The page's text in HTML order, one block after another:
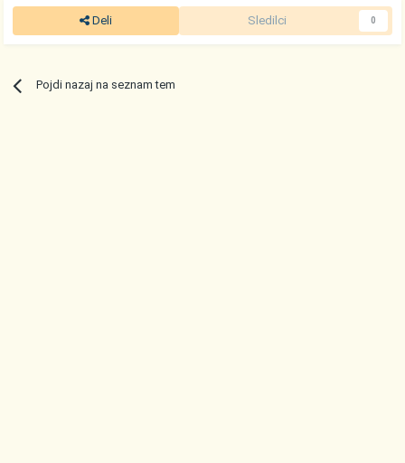
Deli Sledilci 0
Pojdi nazaj na seznam tem